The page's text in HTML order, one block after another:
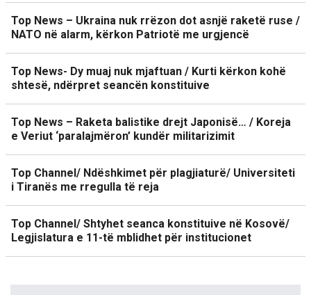
Top News – Ukraina nuk rrëzon dot asnjë raketë ruse /
NATO në alarm, kërkon Patriotë me urgjencë
Top News- Dy muaj nuk mjaftuan / Kurti kërkon kohë
shtesë, ndërpret seancën konstituive
Top News – Raketa balistike drejt Japonisë… / Koreja
e Veriut ‘paralajmëron’ kundër militarizimit
Top Channel/ Ndëshkimet për plagjiaturë/ Universiteti
i Tiranës me rregulla të reja
Top Channel/ Shtyhet seanca konstituive në Kosovë/
Legjislatura e 11-të mblidhet për institucionet